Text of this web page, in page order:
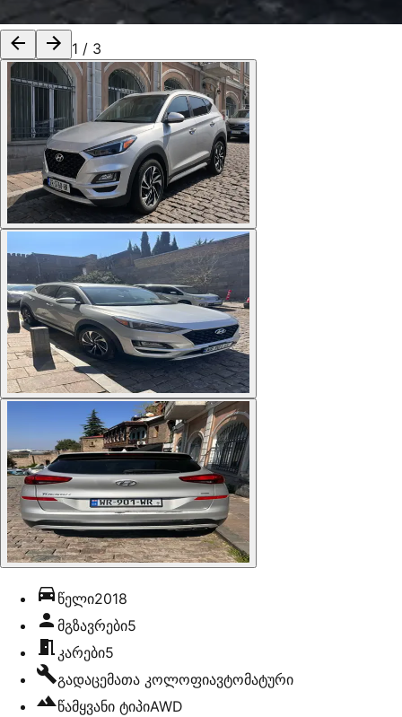
1 / 3
წელი2018
მგზავრები5
კარები5
გადაცემათა კოლოფიავტომატური
წამყვანი ტიპიAWD